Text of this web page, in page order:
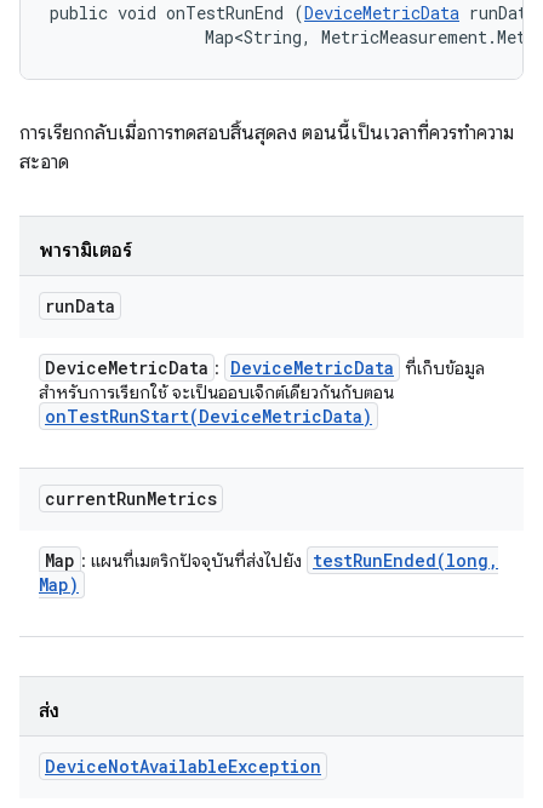
public void onTestRunEnd (DeviceMetricData
Map<String,
การเรียกกลับเมื่อการทดสอบสิ้นสุดลง ตอนนี้เป็นเวลาที่ควรทำความ
สะอาด
พารามิเตอร์
runData
DeviceMetricData : DeviceMetricData ที่เก็บข้อมูล
สําหรับการเรียกใช้ จะเป็นออบเจ็กต์เดียวกันกับตอน
onTestRunStart(DeviceMetricData)
currentRunMetrics
Map : แผนที่เมตริกปัจจุบันที่ส่งไปยัง testRunEnded(long ,
Map)
ส่ง
DeviceNotAvailableException